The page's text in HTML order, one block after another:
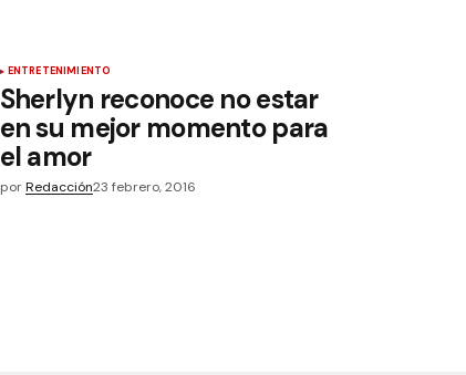
ENTRETENIMIENTO
Sherlyn reconoce no estar
en su mejor momento para
el amor
por Redacción23 febrero, 2016